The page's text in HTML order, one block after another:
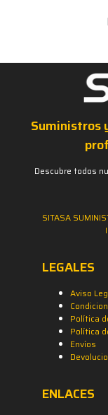
Suministros
Descubre todos
SITASA
LEGALES
Aviso
Política
Política
Envíos
ENLACES